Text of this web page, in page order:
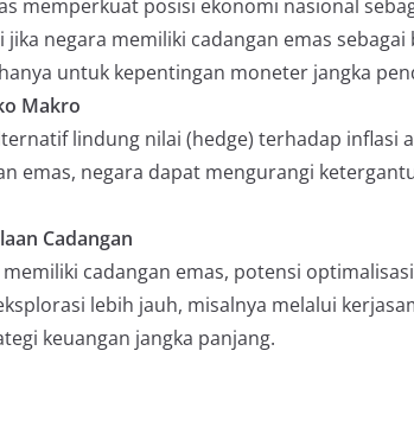
memperkuat posisi ekonomi nasional
jika negara memiliki cadangan emas
untuk kepentingan moneter jangka
Makro
lindung nilai (hedge) terhadap inflasi
emas, negara dapat mengurangi
Cadangan
cadangan emas, potensi
lebih jauh, misalnya melalui
keuangan jangka panjang.